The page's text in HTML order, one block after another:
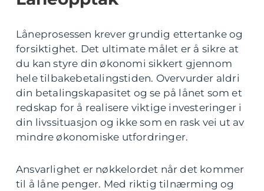
Låneprosessen krever grundig ettertanke og
forsiktighet. Det ultimate målet er å sikre at
du kan styre din økonomi sikkert gjennom
hele tilbakebetalingstiden. Overvurder aldri
din betalingskapasitet og se på lånet som et
redskap for å realisere viktige investeringer i
din livssituasjon og ikke som en rask vei ut av
mindre økonomiske utfordringer.
Ansvarlighet er nøkkelordet når det kommer
til å låne penger. Med riktig tilnærming og